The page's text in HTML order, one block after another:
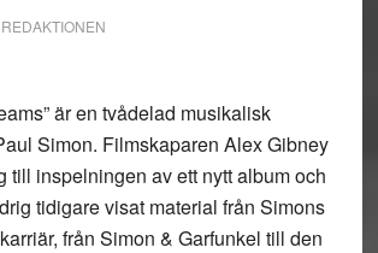
REDAKTIONEN
är en tvådelad musikalisk
Simon. Filmskaparen Alex Gibney
till inspelningen av ett nytt album och
tidigare visat material från Simons
från Simon & Garfunkel till den